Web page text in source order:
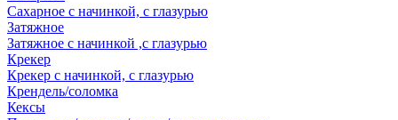
Сахарное с начинкой, с глазурью
Затяжное
Затяжное с начинкой ,с глазурью
Крекер
Крекер с начинкой, с глазурью
Крендель/соломка
Кексы